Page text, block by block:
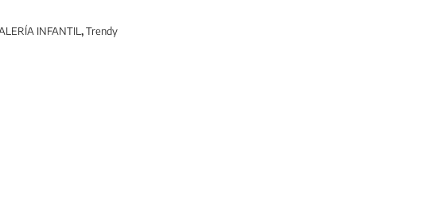
INFANTIL ,Trendy